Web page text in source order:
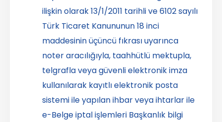
ilişkin olarak 13/1/2011 tarihli ve 6102 sayılı
Türk Ticaret Kanununun 18 inci
maddesinin üçüncü fıkrası uyarınca
noter aracılığıyla, taahhütlü mektupla,
telgrafla veya güvenli elektronik imza
kullanılarak kayıtlı elektronik posta
sistemi ile yapılan ihbar veya ihtarlar ile
e-Belge iptal işlemleri Başkanlık bilgi